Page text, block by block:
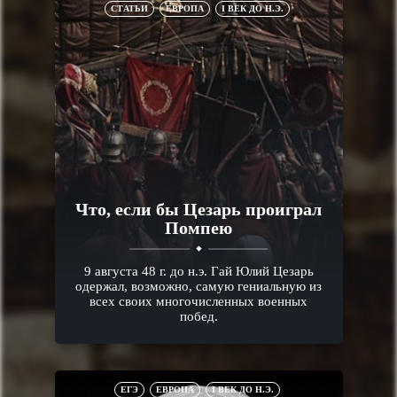
СТАТЬИ ЕВРОПА I ВЕК ДО Н.Э.
Что, если бы Цезарь проиграл
Помпею
9 августа 48 г. до н.э. Гай Юлий Цезарь
одержал, возможно, самую гениальную из
всех своих многочисленных военных
побед.
ЕГЭ ЕВРОПА I ВЕК ДО Н.Э.